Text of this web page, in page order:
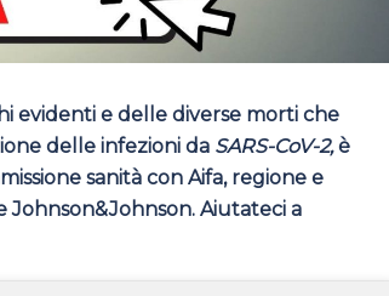
evidenti e delle diverse morti che
delle infezioni da SARS-CoV-2,è
sanità con Aifa, regione e
Johnson&Johnson. Aiutateci a